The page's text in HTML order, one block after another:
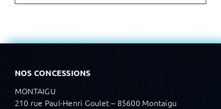
NOS CONCESSIONS
MONTAIGU
210 rue Paul-Henri Goulet – 85600 Montaigu